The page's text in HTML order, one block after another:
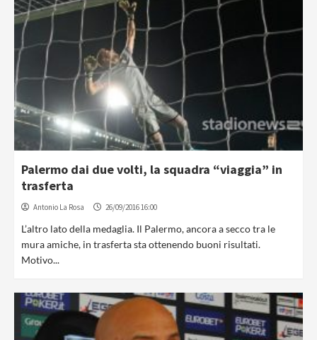
Palermo dai due volti, la squadra “viaggia” in
trasferta
Antonio La Rosa 26/09/2016 16:00
L’altro lato della medaglia. Il Palermo, ancora a secco tra le
mura amiche, in trasferta sta ottenendo buoni risultati.
Motivo...